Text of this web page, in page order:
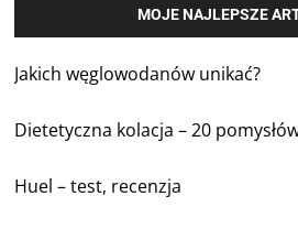
MOJE NAJLEPSZE
Jakich węglowodanów unikać?
Dietetyczna kolacja – 20
Huel – test, recenzja